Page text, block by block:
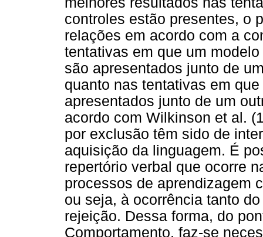
controles estão presentes, o
relações em acordo com a
tentativas em que um
são apresentados junto de
quanto nas tentativas em
apresentados junto de um
acordo com Wilkinson et al.
por exclusão têm sido de
aquisição da linguagem. É
repertório verbal que ocorre
processos de aprendizagem
ou seja, à ocorrência tanto
rejeição. Dessa forma, do
Comportamento, faz-se